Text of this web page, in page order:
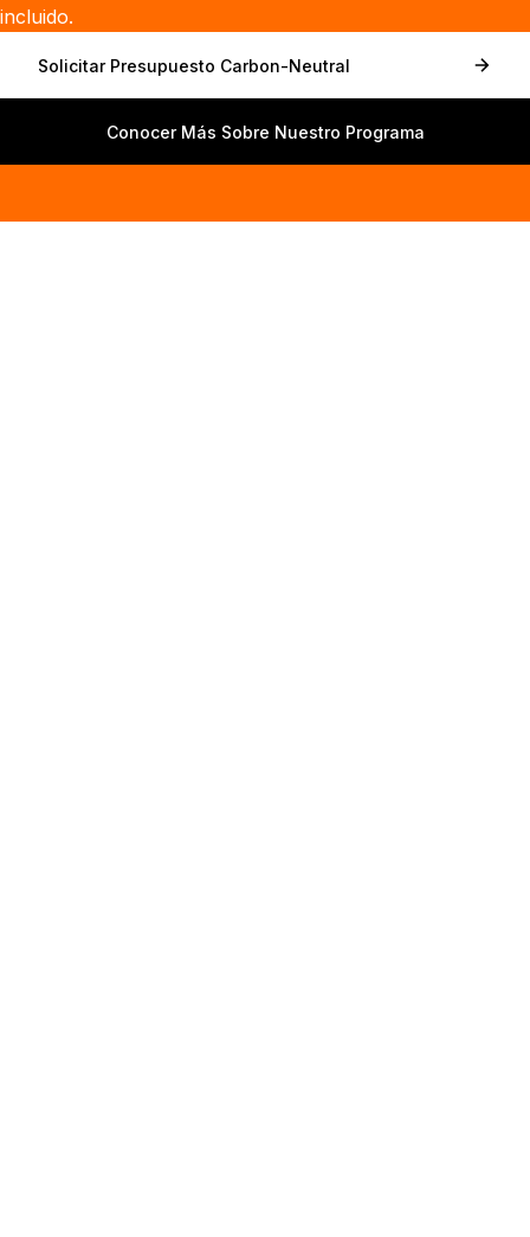
incluido.
Solicitar Presupuesto Carbon-Neutral
Conocer Más Sobre Nuestro Programa